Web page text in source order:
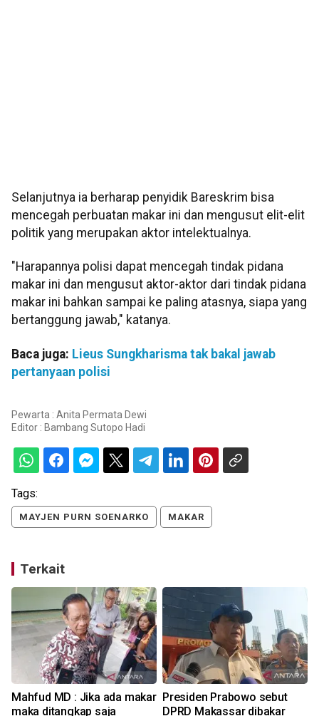
Selanjutnya ia berharap penyidik Bareskrim bisa
mencegah perbuatan makar ini dan mengusut elit-elit
politik yang merupakan aktor intelektualnya.
"Harapannya polisi dapat mencegah tindak pidana
makar ini dan mengusut aktor-aktor dari tindak pidana
makar ini bahkan sampai ke paling atasnya, siapa yang
bertanggung jawab," katanya.
Baca juga: Lieus Sungkharisma tak bakal jawab
pertanyaan polisi
Pewarta : Anita Permata Dewi
Editor : Bambang Sutopo Hadi
Tags:
MAYJEN PURN SOENARKO MAKAR
Terkait
Mahfud MD : Jika ada makar
maka ditangkap saja
Presiden Prabowo sebut
DPRD Makassar dibakar